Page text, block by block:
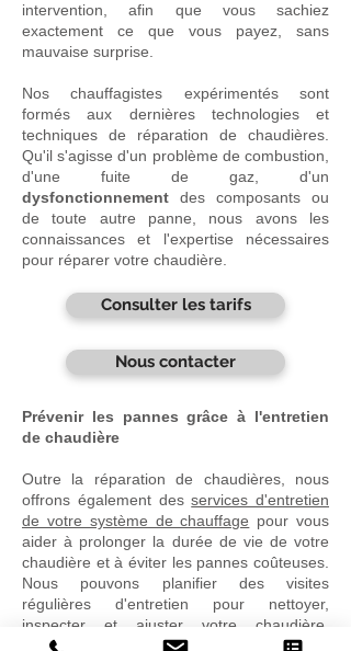
intervention, afin que vous sachiez
exactement ce que vous payez, sans
mauvaise surprise.
Nos chauffagistes expérimentés sont
formés aux dernières technologies et
techniques de réparation de chaudières.
Qu'il s'agisse d'un problème de combustion,
d'une fuite de gaz, d'un
dysfonctionnement des composants ou
de toute autre panne, nous avons les
connaissances et l'expertise nécessaires
pour réparer votre chaudière.
Consulter les tarifs
Nous contacter
Prévenir les pannes grâce à l'entretien
de chaudière
Outre la réparation de chaudières, nous
offrons également desservices d'entretien
de votre système de chauffage pour vous
aider à prolonger la durée de vie de votre
chaudière et à éviter les pannes coûteuses.
Nous pouvons planifier des visites
régulières d'entretien pour nettoyer,
inspecter et ajuster votre chaudière,
assurant ainsi son bon fonctionnement tout